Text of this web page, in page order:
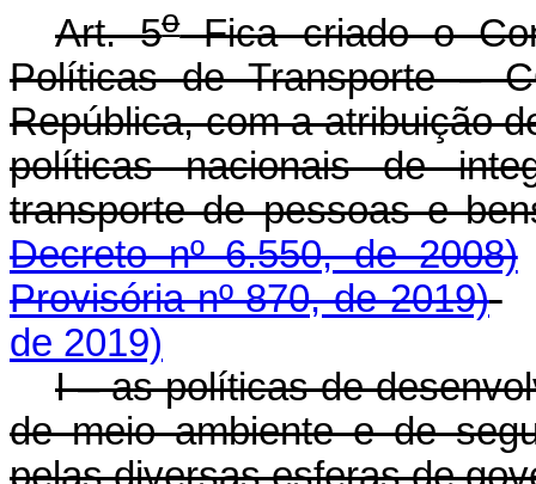
Art. 5oFica criado o
Políticas de Transporte –
República, com a atribuição
políticas nacionais de
transporte de pessoas e
Decreto nº 6.550, de 2008)
Provisória nº 870, de 2019)
de 2019)
I – as políticas de
de meio ambiente e de
pelas diversas esferas de